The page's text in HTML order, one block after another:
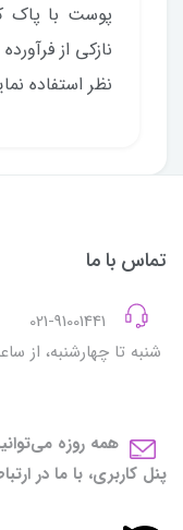
پوست با پاک
نازکی از
نظر استفاده
تماس با ما
شنبه تا چهارشنبه، از ساعت 9
همه روزه
پنل کاربری، با ما در